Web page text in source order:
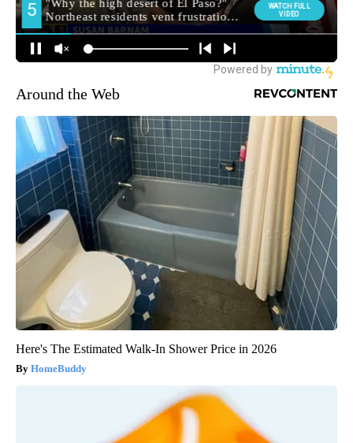
Around the Web
Here's The Estimated Walk-In Shower Price in 2026
HomeBuddy